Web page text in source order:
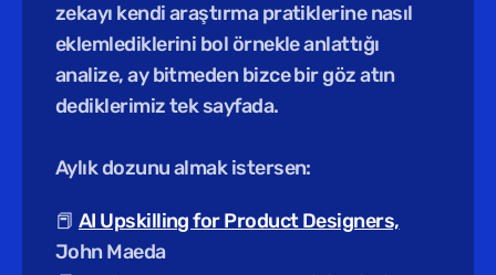
zekayı kendi araştırma pratiklerine nasıl
eklemlediklerini bol örnekle anlattığı
analize, ay bitmeden bizce bir göz atın
dediklerimiz tek sayfada.
Aylık dozunu almak istersen:
📕 AI Upskilling for Product Designers,
John Maeda